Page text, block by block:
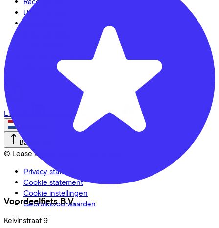
Voordeelfiets B.V.
Kelvinstraat 9
Urban fietsen
Alle fietsen
LinkedIn Instagram Facebook
Back to top
© Lease a Bike. All Rights Reserved.
Privacy statement
Cookie statement
Cookie instellingen
Gebruiksvoorwaarden